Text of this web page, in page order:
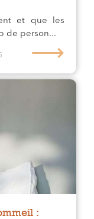
et que les
de person...
⟶
: